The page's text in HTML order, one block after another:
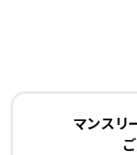
マンスリ